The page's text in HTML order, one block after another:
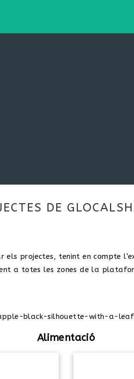
DE
els projectes, tenint en compte
a totes les zones de la
Alimentació